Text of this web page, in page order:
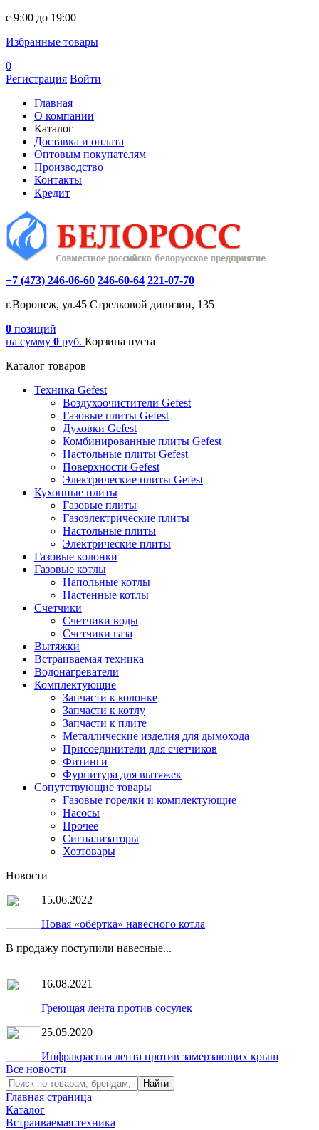
c 9:00 до 19:00
Избранные товары
0
Регистрация Войти
Главная
О компании
Каталог
Доставка и оплата
Оптовым покупателям
Производство
Контакты
Кредит
+7 (473) 246-06-60 246-60-64 221-07-70
г.Воронеж, ул.45 Стрелковой дивизии, 135
0 позиций
на сумму 0 руб. Корзина пуста
Каталог товаров
Техника Gefest
Воздухоочистители Gefest
Газовые плиты Gefest
Духовки Gefest
Комбинированные плиты Gefest
Настольные плиты Gefest
Поверхности Gefest
Электрические плиты Gefest
Кухонные плиты
Газовые плиты
Газоэлектрические плиты
Настольные плиты
Электрические плиты
Газовые колонки
Газовые котлы
Напольные котлы
Настенные котлы
Счетчики
Счетчики воды
Счетчики газа
Вытяжки
Встраиваемая техника
Водонагреватели
Комплектующие
Запчасти к колонке
Запчасти к котлу
Запчасти к плите
Металлические изделия для дымохода
Присоединители для счетчиков
Фитинги
Фурнитура для вытяжек
Сопутствующие товары
Газовые горелки и комплектующие
Насосы
Прочее
Сигнализаторы
Хозтовары
Новости
15.06.2022
Новая «обёртка» навесного котла
В продажу поступили навесные...
16.08.2021
Греющая лента против сосулек
25.05.2020
Инфракрасная лента против замерзающих крыш
Все новости
Главная страница
Каталог
Встраиваемая техника